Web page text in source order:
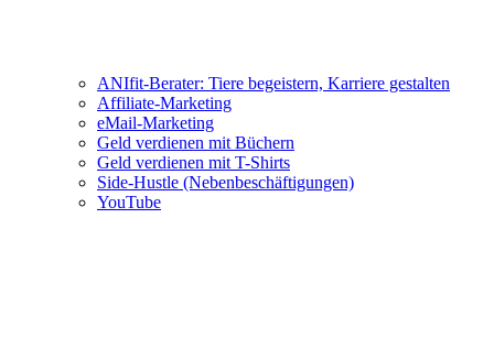
ANIfit-Berater: Tiere begeistern, Karriere gestalten
Affiliate-Marketing
eMail-Marketing
Geld verdienen mit Büchern
Geld verdienen mit T-Shirts
Side-Hustle (Nebenbeschäftigungen)
YouTube